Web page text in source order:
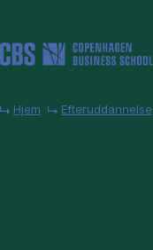
Hjem Efteruddannelse